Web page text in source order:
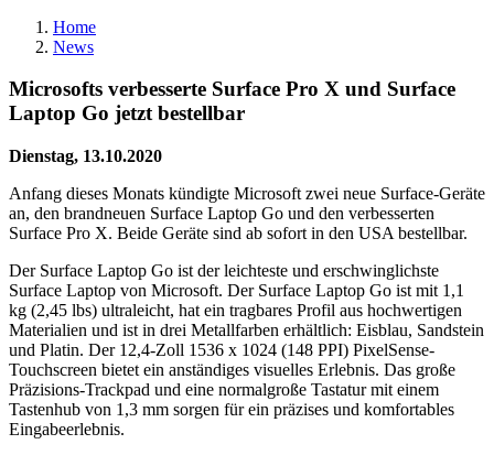
Home
News
Microsofts verbesserte Surface Pro X und Surface
Laptop Go jetzt bestellbar
Dienstag, 13.10.2020
Anfang dieses Monats kündigte Microsoft zwei neue Surface-Geräte
an, den brandneuen Surface Laptop Go und den verbesserten
Surface Pro X. Beide Geräte sind ab sofort in den USA bestellbar.
Der Surface Laptop Go ist der leichteste und erschwinglichste
Surface Laptop von Microsoft. Der Surface Laptop Go ist mit 1,1
kg (2,45 lbs) ultraleicht, hat ein tragbares Profil aus hochwertigen
Materialien und ist in drei Metallfarben erhältlich: Eisblau, Sandstein
und Platin. Der 12,4-Zoll 1536 x 1024 (148 PPI) PixelSense-
Touchscreen bietet ein anständiges visuelles Erlebnis. Das große
Präzisions-Trackpad und eine normalgroße Tastatur mit einem
Tastenhub von 1,3 mm sorgen für ein präzises und komfortables
Eingabeerlebnis.